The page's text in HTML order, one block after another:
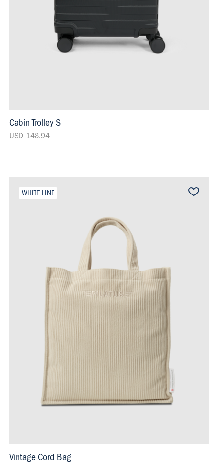
Cabin Trolley S
USD 148.94
WHITE LINE
Vintage Cord Bag